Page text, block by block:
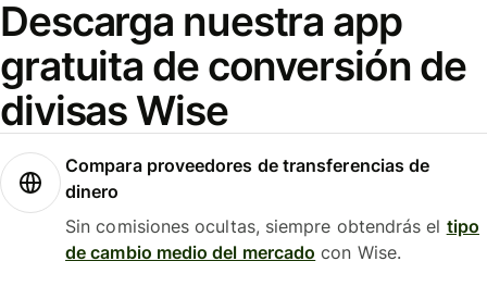
Descarga nuestra app
gratuita de conversión de
divisas Wise
Compara proveedores de transferencias de
dinero
Sin comisiones ocultas, siempre obtendrás el tipo
de cambio medio del mercado con Wise.